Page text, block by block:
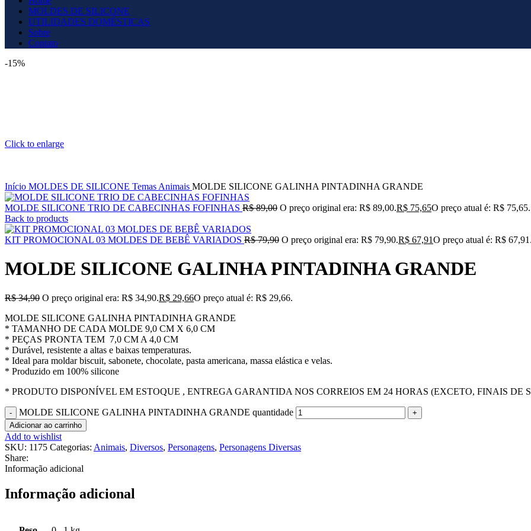
MOLDES DE SILICONE
UTILIDADES DOMÉSTICAS
Sobre
Contato
-15%
Click to enlarge
Início MOLDES DE SILICONE Temas Animais MOLDE SILICONE GALINHA PINTADINHA GRANDE
MOLDE SILICONE TRIO DE CABECINHAS FOFINHAS R$89,00 O preço original era: R$ 89,00.R$ 75,65O preço atual é: R$ 75,65.
Back to products
KIT PROMOCIONAL 03 MOLDES DE BEBÊ VARIADOS R$79,90 O preço original era: R$ 79,90.R$ 67,91O preço atual é: R$
MOLDE SILICONE GALINHA PINTADINHA GRANDE
R$34,90 O preço original era: R$ 34,90.R$ 29,66O preço atual é: R$ 29,66.
MOLDE SILICONE GALINHA PINTADINHA GRANDE
* TAMANHO DE CADA MOLDE 9,0 CM X 6,0 CM
* PEÇAS PRONTA TEM 7,0 CM A 4,0 CM
* Durável, resistente a altas e baixas temperaturas.
* Ideal para moldar biscuit, sabonete, chocolate, pasta americana, massa elástica e velas.
* Produzido em 100% silicone
* PRODUTO DISPONÍVEL EM ESTOQUE , ENTREGA GARANTIDA NOS CORREIOS EM 24 HORAS (EXCETO, FINAIS DE
MOLDE SILICONE GALINHA PINTADINHA GRANDE quantidade
Adicionar ao carrinho
Add to wishlist
SKU: 1175 Categorias: Animais, Diversos, Personagens, Personagens Diversas
Share:
Informação adicional
Informação adicional